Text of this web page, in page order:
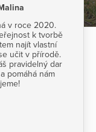
v roce 2020.
k tvorbě
najít vlastní
učit v přírodě.
pravidelný dar
pomáhá nám